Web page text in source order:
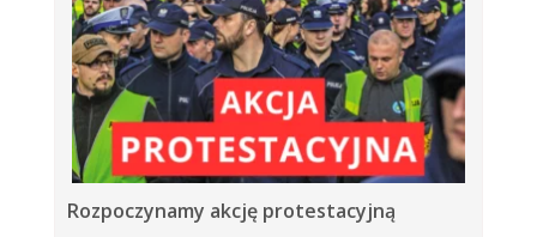
Rozpoczynamy akcję protestacyjną